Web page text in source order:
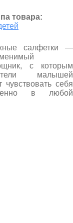
товара:
салфетки —
с которым
малышей
чувствовать себя
в любой